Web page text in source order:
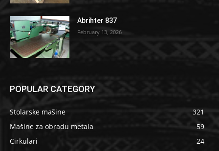
Abrihter 837
February 13, 2026
POPULAR CATEGORY
Stolarske mašine
321
Mašine za obradu metala
59
Cirkulari
24